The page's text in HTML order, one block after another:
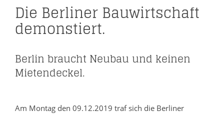
Die Berliner Bauwirtschaft
demonstiert.
Berlin braucht Neubau und keinen
Mietendeckel.
Am Montag den 09.12.2019 traf sich die Berliner